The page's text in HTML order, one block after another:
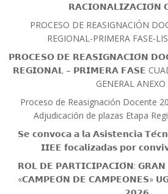
𝗥𝗔𝗖𝗜𝗢𝗡𝗔𝗟𝗜𝗭𝗔𝗖𝗜𝗢́𝗡
PROCESO DE REASIGNACIÓN
REGIONAL-PRIMERA FASE-
𝗣𝗥𝗢𝗖𝗘𝗦𝗢 𝗗𝗘 𝗥𝗘𝗔𝗦𝗜𝗚𝗡𝗔𝗖𝗜𝗢́𝗡
𝗥𝗘𝗚𝗜𝗢𝗡𝗔𝗟 – 𝗣𝗥𝗜𝗠𝗘𝗥𝗔 𝗙𝗔𝗦𝗘
GENERAL ANEXO
Proceso de Reasignación Docente
Adjudicación de plazas Etapa
𝗦𝗲 𝗰𝗼𝗻𝘃𝗼𝗰𝗮 𝗮 𝗹𝗮 𝗔𝘀𝗶𝘀𝘁𝗲𝗻𝗰𝗶𝗮
𝗜𝗜𝗘𝗘 𝗳𝗼𝗰𝗮𝗹𝗶𝘇𝗮𝗱𝗮𝘀 𝗽𝗼𝗿
𝗥𝗢𝗟 𝗗𝗘 𝗣𝗔𝗥𝗧𝗜𝗖𝗜𝗣𝗔𝗖𝗜𝗢́𝗡:
«𝗖𝗔𝗠𝗣𝗘𝗢́𝗡 𝗗𝗘 𝗖𝗔𝗠𝗣𝗘𝗢𝗡𝗘𝗦»